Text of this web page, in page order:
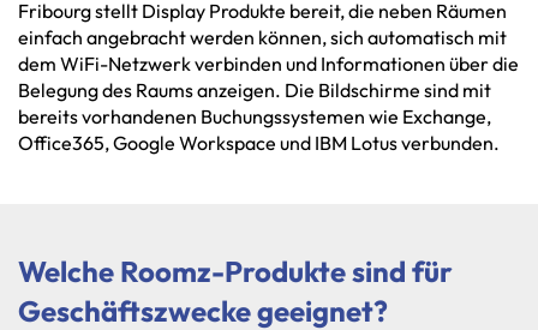
Fribourg stellt Display Produkte bereit, die neben Räumen
einfach angebracht werden können, sich automatisch mit
dem WiFi-Netzwerk verbinden und Informationen über die
Belegung des Raums anzeigen. Die Bildschirme sind mit
bereits vorhandenen Buchungssystemen wie Exchange,
Office365, Google Workspace und IBM Lotus verbunden.
Welche Roomz-Produkte sind für
Geschäftszwecke geeignet?